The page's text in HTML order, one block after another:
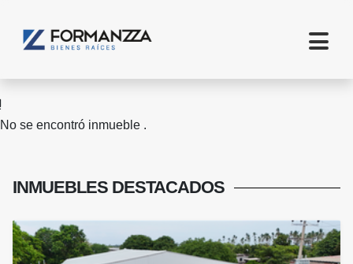
No se encontró inmueble .
INMUEBLES DESTACADOS